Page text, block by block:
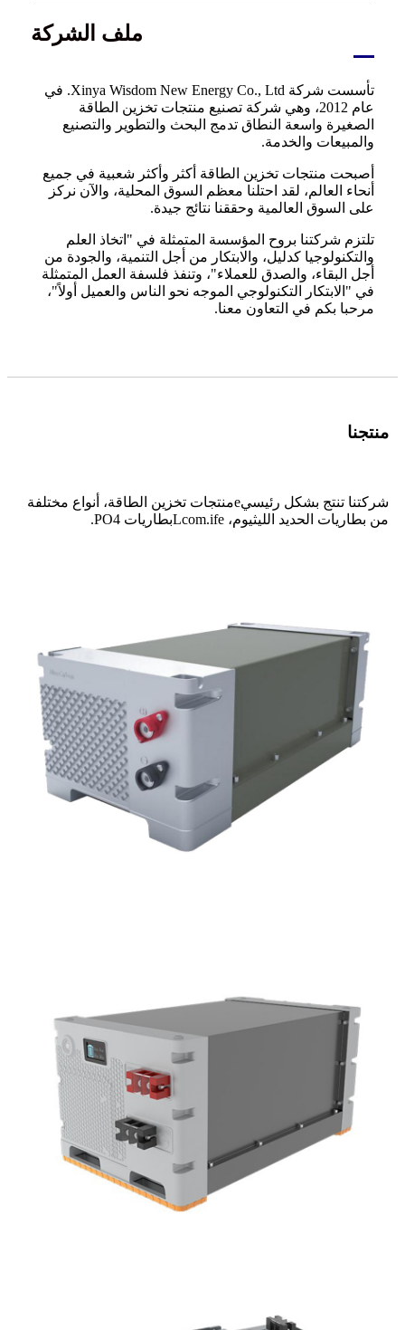
ملف الشركة
تأسست شركة Xinya Wisdom New Energy Co., Ltd. في
عام 2012، وهي شركة تصنيع منتجات تخزين الطاقة
الصغيرة واسعة النطاق تدمج البحث والتطوير والتصنيع
والمبيعات والخدمة.
أصبحت منتجات تخزين الطاقة أكثر وأكثر شعبية في جميع
أنحاء العالم، لقد احتلنا معظم السوق المحلية، والآن نركز
على السوق العالمية وحققنا نتائج جيدة.
تلتزم شركتنا بروح المؤسسة المتمثلة في "اتخاذ العلم
والتكنولوجيا كدليل، والابتكار من أجل التنمية، والجودة من
أجل البقاء، والصدق للعملاء"، وتنفذ فلسفة العمل المتمثلة
في "الابتكار التكنولوجي الموجه نحو الناس والعميل أولاً"،
مرحبا بكم في التعاون معنا.
منتجنا
شركتنا تنتج بشكل رئيسيeمنتجات تخزين الطاقة، أنواع مختلفة
من بطاريات الحديد الليثيوم، L com.ife بطاريات PO4.